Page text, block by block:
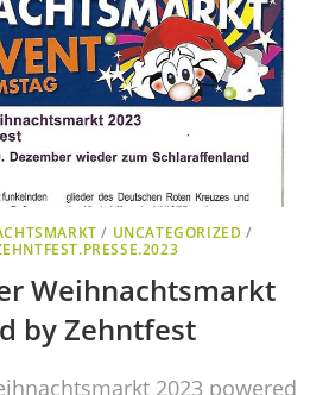
/ UNCATEGORIZED /
Weihnachtsmarkt
by Zehntfest
2023 powered